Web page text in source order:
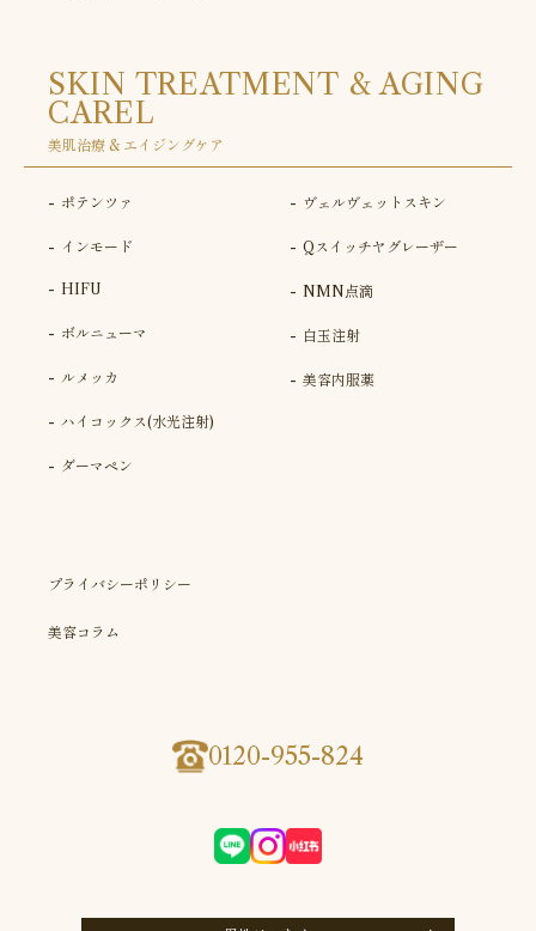
SKIN TREATMENT & AGING
CAREL
美肌治療 & エイジングケア
ポテンツァ
インモード
HIFU
ボルニューマ
ルメッカ
ハイコックス(水光注射)
ダーマペン
ヴェルヴェットスキン
Qスイッチヤグレーザー
NMN点滴
白玉注射
美容内服薬
プライバシーポリシー
美容コラム
0120-955-824